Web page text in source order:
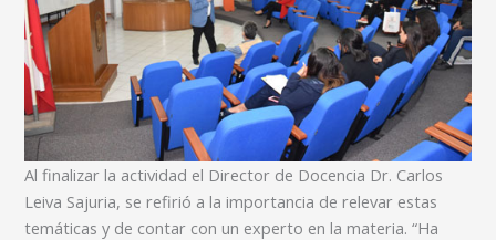
Al finalizar la actividad el Director de Docencia Dr. Carlos
Leiva Sajuria, se refirió a la importancia de relevar estas
temáticas y de contar con un experto en la materia. “Ha